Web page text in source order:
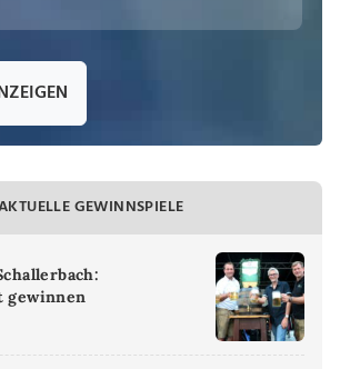
GEWINNSPIELE
gewinnen